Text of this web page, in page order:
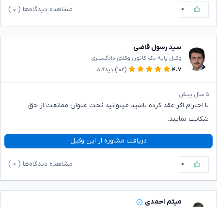
۰ مشاهده دیدگاه‌ها ( ۰
سید رسول قاضی
وکیل پایه یک کانون وکلای دادگستری
۴.۷
(۱۰۲) دیدگاه
۵ سال پیش
با احترام اگر عقد کرده باشید میتوانید تحت عنوان ممانعت از حق
شکایت نمایید.
دریافت مشاوره از این وکیل
۰ مشاهده دیدگاه‌ها ( ۰
میثم احمدی